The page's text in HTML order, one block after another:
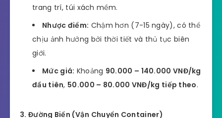
trang trí, túi xách mềm.
Nhược điểm: Chậm hơn (7-15 ngày), có thể
chịu ảnh hưởng bởi thời tiết và thủ tục biên
giới.
Mức giá: Khoảng 90.000 – 140.000 VNĐ/kg
đầu tiên, 50.000 – 80.000 VNĐ/kg tiếp theo.
3. Đường Biển (Vận Chuyển Container)